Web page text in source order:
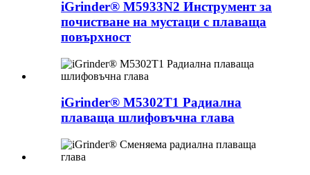
iGrinder® M5933N2 Инструмент за
почистване на мустаци с плаваща
повърхност
iGrinder® M5302T1 Радиална
плаваща шлифовъчна глава